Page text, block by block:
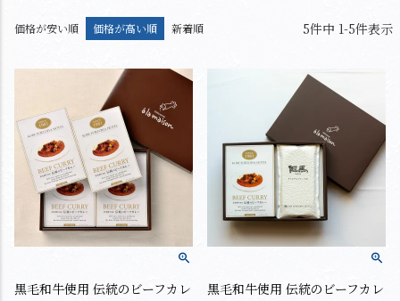
価格が安い順 価格が高い順 新着順 5件中 1-5件表示
黒毛和牛使用 伝統のビーフカレ
黒毛和牛使用 伝統のビーフカレ